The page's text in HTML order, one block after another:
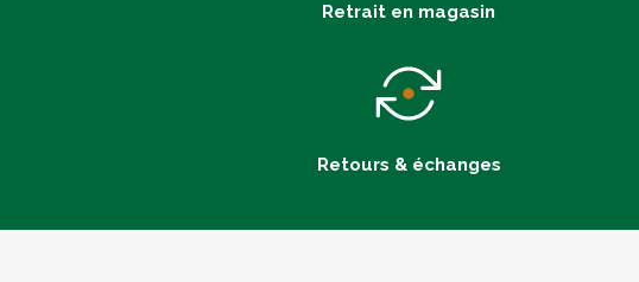
Retrait en magasin
Retours & échanges